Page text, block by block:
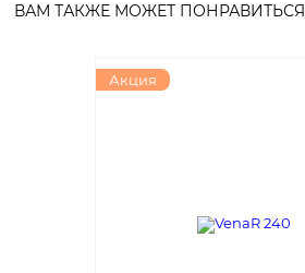
ВАМ ТАКЖЕ МОЖЕТ ПОНРАВИТЬСЯ
Акция